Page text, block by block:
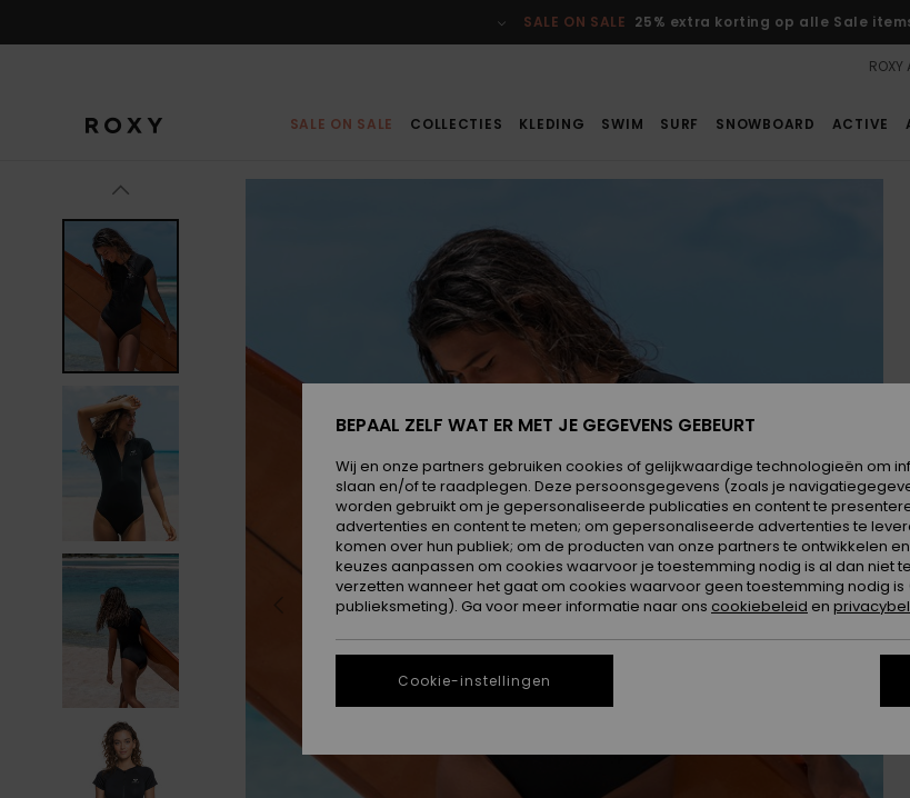
SALE ON SALE 25% extra korting op alle Sale
ROXY
SALE ON SALE COLLECTIES KLEDING SWIM SURF SNOWBOARD ACTIVE
BEPAAL ZELF WAT ER MET JE GEGEVENS GEBEURT
Wij en onze partners gebruiken cookies of gelijkwaardige technologieën om
slaan en/of te raadplegen. Deze persoonsgegevens (zoals je
worden gebruikt om je gepersonaliseerde publicaties en content te
advertenties en content te meten; om gepersonaliseerde advertenties te
komen over hun publiek; om de producten van onze partners te ontwikkelen
keuzes aanpassen om cookies waarvoor je toestemming nodig is al dan niet
verzetten wanneer het gaat om cookies waarvoor geen toestemming nodig
publieksmeting). Ga voor meer informatie naar ons cookiebeleid en
Cookie-instellingen